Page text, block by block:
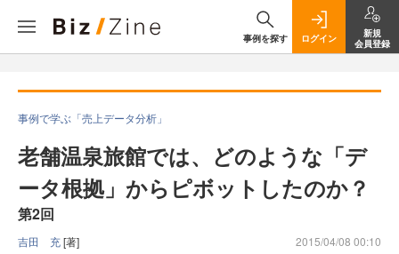
事例を探す ログイン
新規
会員登録
事例で学ぶ「売上データ分析」
老舗温泉旅館では、どのような「デ
ータ根拠」からピボットしたのか？
第2回
吉田 充[著] 2015/04/08 00:10